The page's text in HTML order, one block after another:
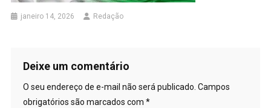
janeiro 14, 2026 Redação
Deixe um comentário
O seu endereço de e-mail não será publicado. Campos
obrigatórios são marcados com *